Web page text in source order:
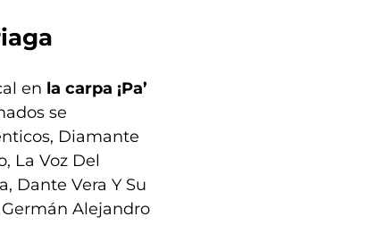
en la carpa ¡Pa’
se
Diamante
La Voz Del
Dante Vera Y Su
Alejandro